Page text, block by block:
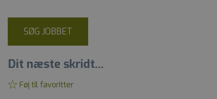
SØG JOBBET
Dit næste skridt...
Føj til favoritter